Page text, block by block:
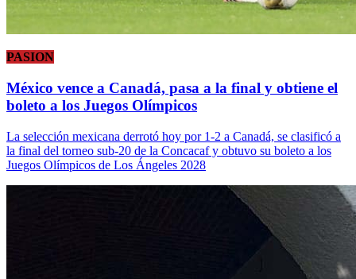
PASION
México vence a Canadá, pasa a la final y obtiene el
boleto a los Juegos Olímpicos
La selección mexicana derrotó hoy por 1-2 a Canadá, se clasificó a
la final del torneo sub-20 de la Concacaf y obtuvo su boleto a los
Juegos Olímpicos de Los Ángeles 2028